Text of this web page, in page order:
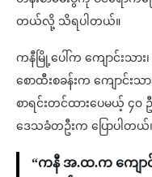
တယ်လို့ သိရပါတယ်။
ကနီမြို့ပေါ်က ကျောင်းသာ
စောထီးစခန်းက ကျောင်းသ
စာရင်းတင်ထားပေမယ့် ၄
ဒေသခံတဦးက ပြောပါတယ်
“ကနီ အ.ထ.က ကျော